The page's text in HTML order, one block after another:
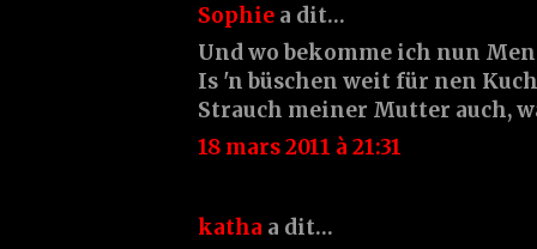
Sophie a dit…
Und wo bekomme ich nun
Is 'n büschen weit für nen
Strauch meiner Mutter auch,
18 mars 2011 à 21:31
katha a dit…